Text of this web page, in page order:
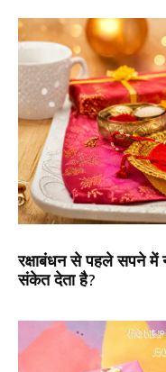
रक्षाबंधन से पहले सपने में
संकेत देता है?